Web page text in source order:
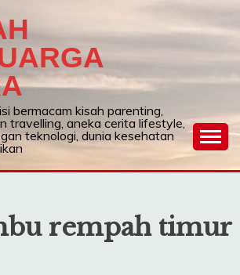
bermacam kisah parenting,
travelling, aneka cerita lifestyle,
teknologi, dunia kesehatan
rempah timur